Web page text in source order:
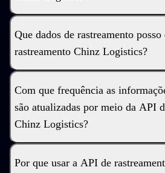
Que dados de rastreamento
rastreamento Chinz Logistics?
Com que frequência as
são atualizadas por meio da API
Chinz Logistics?
Por que usar a API de